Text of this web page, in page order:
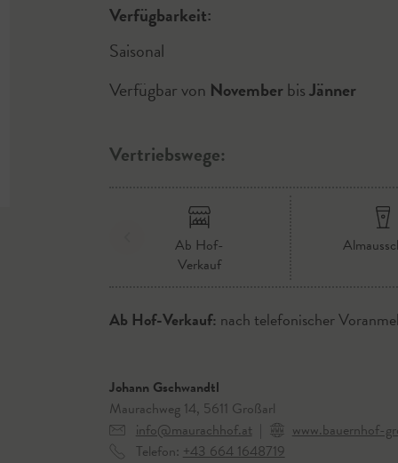
Verfügbarkeit:
Saisonal
Verfügbar von NovemberbisJänner
Vertriebswege:
Ab Hof-
Verkauf
Ab Hof-Verkauf: nach telefonischer
Johann Gschwandtl
Maurachweg 14, 5611 Großarl
info@maurachhof.at |
www.bauernhof-
Telefon: +43 664 1648719